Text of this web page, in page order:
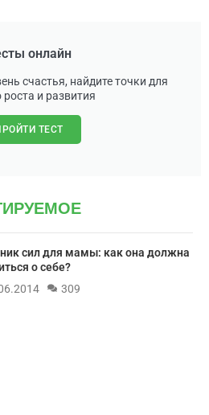
онлайн
счастья, найдите точки для
роста и развития
ТЕСТ
сил для мамы: как она должна
о себе?
309